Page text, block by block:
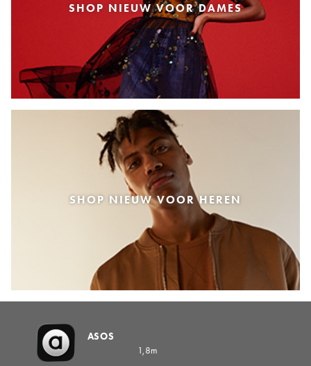
SHOP NIEUW VOOR DAMES
SHOP NIEUW VOOR HEREN
ASOS
1,8m